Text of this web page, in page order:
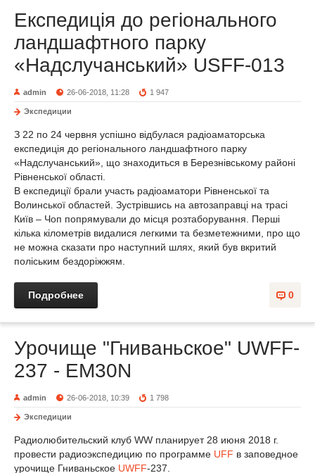
Експедиція до регіонального
ландшафтного парку
«Надслучанський» USFF-013
admin 26-06-2018, 11:28 1 947
Экспедиции
З 22 по 24 червня успішно відбулася радіоаматорська
експедиція до регіонального ландшафтного парку
«Надслучанський», що знаходиться в Березнівському районі
Рівненської області.
В експедиції брали участь радіоаматори Рівненської та
Волинської областей. Зустрівшись на автозаправці на трасі
Київ – Чоп попрямували до місця розтаборування. Перші
кілька кілометрів видалися легкими та безметежними, про що
не можна сказати про наступний шлях, який був вкритий
поліським бездоріжжям.
0
Подробнее
Урочище "Гниваньское" UWFF-
237 - EM30N
admin 26-06-2018, 10:39 1 798
Экспедиции
Радиолюбительский клуб WW планирует 28 июня 2018 г.
провести радиоэкспедицию по программе UFF в заповедное
урочище Гниваньское UWFF-237.